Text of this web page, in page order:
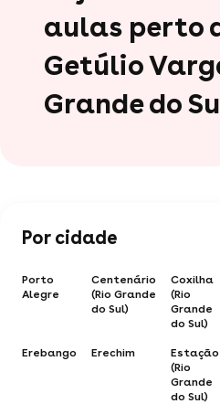
aulas perto
Getúlio
Grande do
Por cidade
Porto
Alegre
Centenário
(Rio Grande
do Sul)
Coxilha
(Rio
Grande
do Sul)
Erebango Erechim
Estação
(Rio
Grande
do Sul)